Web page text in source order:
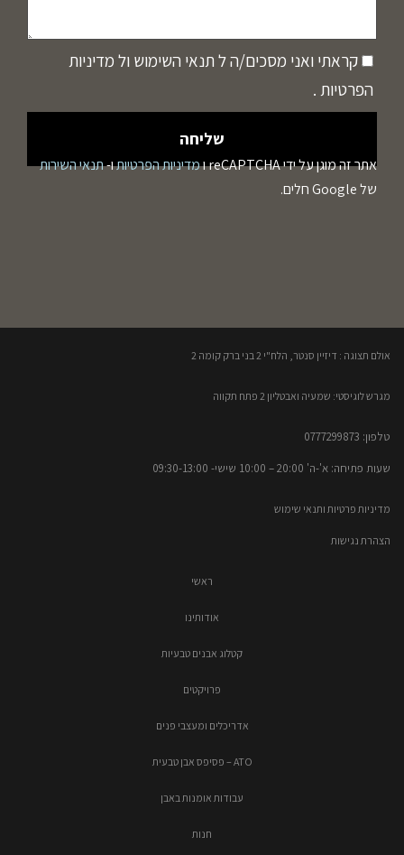
קראתי ואני מסכים/ה ל תנאי השימוש ול מדיניות
הפרטיות .
אתר זה מוגן על ידי reCAPTCHA ו מדיניות הפרטיותו-תנאי השירות
של Google חלים.
אולם תצוגה : דיזיין סנטר, הלח"י 2 בני ברק קומה 2​
מגרש לוגיסטי: שמעיה ואבטליון 2 פתח תקווה
טלפון: 0777299873​
שעות פתיחה: א'-ה' 20:00 – 10:00​​ שישי- 09:30-13:00
מדיניות פרטיות ותנאי שימוש
הצהרת נגישות
ראשי
אודותינו
קטלוג אבנים טבעיות
פרויקטים
אדריכלים ומעצבי פנים
ATO – פסיפס אבן טבעית
עבודות אומנות באבן
חנות